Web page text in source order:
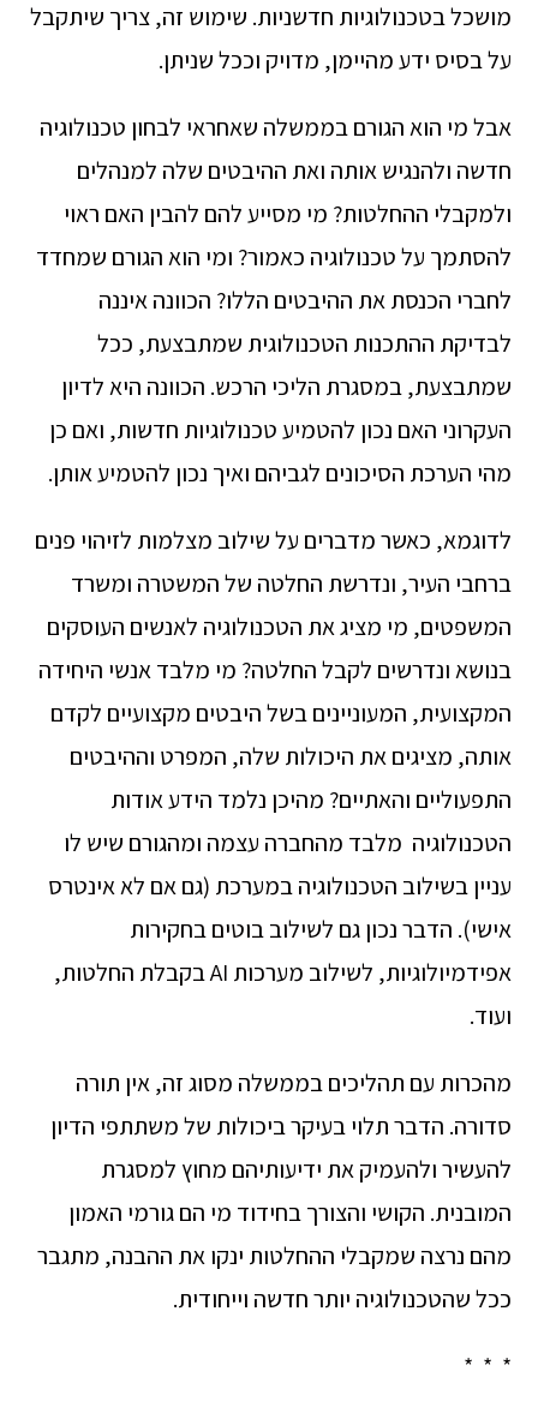
מושכל בטכנולוגיות חדשניות. שימוש זה, צריך שיתקבל
על בסיס ידע מהיימן, מדויק וככל שניתן.
אבל מי הוא הגורם בממשלה שאחראי לבחון טכנולוגיה
חדשה ולהנגיש אותה ואת ההיבטים שלה למנהלים
ולמקבלי ההחלטות? מי מסייע להם להבין האם ראוי
להסתמך על טכנולוגיה כאמור? ומי הוא הגורם שמחדד
לחברי הכנסת את ההיבטים הללו? הכוונה איננה
לבדיקת ההתכנות הטכנולוגית שמתבצעת, ככל
שמתבצעת, במסגרת הליכי הרכש. הכוונה היא לדיון
העקרוני האם נכון להטמיע טכנולוגיות חדשות, ואם כן
מהי הערכת הסיכונים לגביהם ואיך נכון להטמיע אותן.
לדוגמא, כאשר מדברים על שילוב מצלמות לזיהוי פנים
ברחבי העיר, ונדרשת החלטה של המשטרה ומשרד
המשפטים, מי מציג את הטכנולוגיה לאנשים העוסקים
בנושא ונדרשים לקבל החלטה? מי מלבד אנשי היחידה
המקצועית, המעוניינים בשל היבטים מקצועיים לקדם
אותה, מציגים את היכולות שלה, המפרט וההיבטים
התפעוליים והאתיים? מהיכן נלמד הידע אודות
הטכנולוגיה מלבד מהחברה עצמה ומהגורם שיש לו
עניין בשילוב הטכנולוגיה במערכת (גם אם לא אינטרס
אישי). הדבר נכון גם לשילוב בוטים בחקירות
אפידמיולוגיות, לשילוב מערכות AI בקבלת החלטות,
ועוד.
מהכרות עם תהליכים בממשלה מסוג זה, אין תורה
סדורה. הדבר תלוי בעיקר ביכולות של משתתפי הדיון
להעשיר ולהעמיק את ידיעותיהם מחוץ למסגרת
המובנית. הקושי והצורך בחידוד מי הם גורמי האמון
מהם נרצה שמקבלי ההחלטות ינקו את ההבנה, מתגבר
ככל שהטכנולוגיה יותר חדשה וייחודית.
* * *